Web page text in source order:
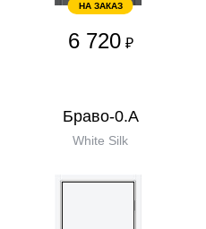
НА ЗАКАЗ
6 720 ₽
Браво-0.А
White Silk